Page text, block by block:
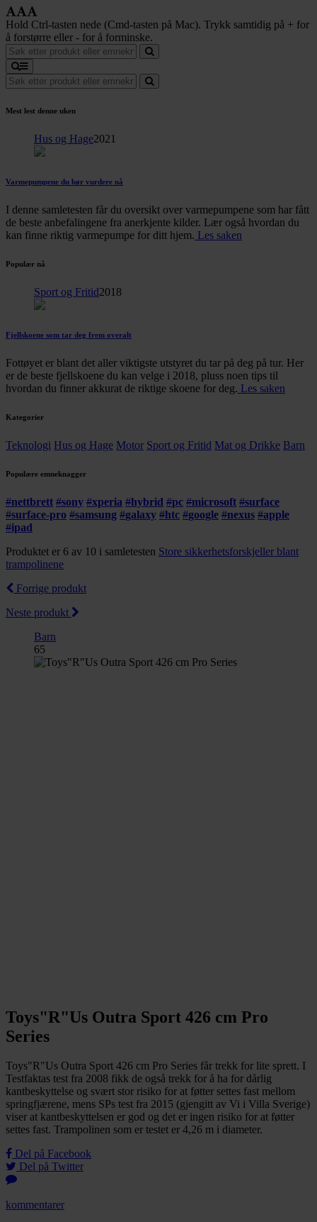
Hold Ctrl-tasten nede (Cmd-tasten på Mac). Trykk samtidig på + for
å forstørre eller - for å forminske.
Mest lest denne uken
Hus og Hage2021
Varmepumpene du bør vurdere nå
I denne samletesten får du oversikt over varmepumpene som har fått
de beste anbefalingene fra anerkjente kilder. Lær også hvordan du
kan finne riktig varmepumpe for ditt hjem. Les saken
Populær nå
Sport og Fritid2018
Fjellskoene som tar deg frem overalt
Fottøyet er blant det aller viktigste utstyret du tar på deg på tur. Her
er de beste fjellskoene du kan velge i 2018, pluss noen tips til
hvordan du finner akkurat de riktige skoene for deg. Les saken
Kategorier
Teknologi Hus og Hage Motor Sport og Fritid Mat og Drikke Barn
Populære emneknagger
#nettbrett #sony #xperia #hybrid #pc #microsoft #surface
#surface-pro #samsung #galaxy #htc #google #nexus #apple
#ipad
Produktet er 6 av 10 i samletesten Store sikkerhetsforskjeller blant
trampolinene
Forrige produkt
Neste produkt
Barn
65
Toys"R"Us Outra Sport 426 cm Pro
Series
Toys"R"Us Outra Sport 426 cm Pro Series får trekk for lite sprett. I
Testfaktas test fra 2008 fikk de også trekk for å ha for dårlig
kantbeskyttelse og svært stor risiko for at føtter settes fast mellom
springfjærene, mens SPs test fra 2015 (gjengitt av Vi i Villa Sverige)
viser at kantbeskyttelsen er god og det er ingen risiko for at føtter
settes fast. Trampolinen som er testet er 4,26 m i diameter.
Del på Facebook
Del på Twitter
kommentarer